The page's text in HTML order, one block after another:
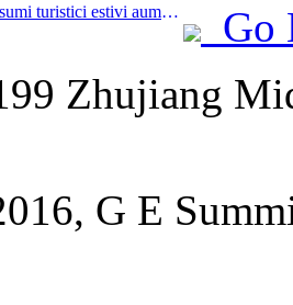
Prev:Il boom dei consumi turistici estivi aumenta, il mercato del turismo culturale si innova e si aggiorna
Go
Zhujiang
G E